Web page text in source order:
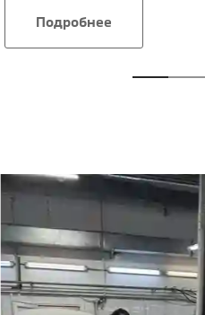
Подробнее